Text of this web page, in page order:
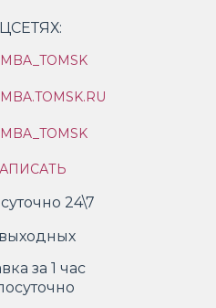
24\7
за 1 час